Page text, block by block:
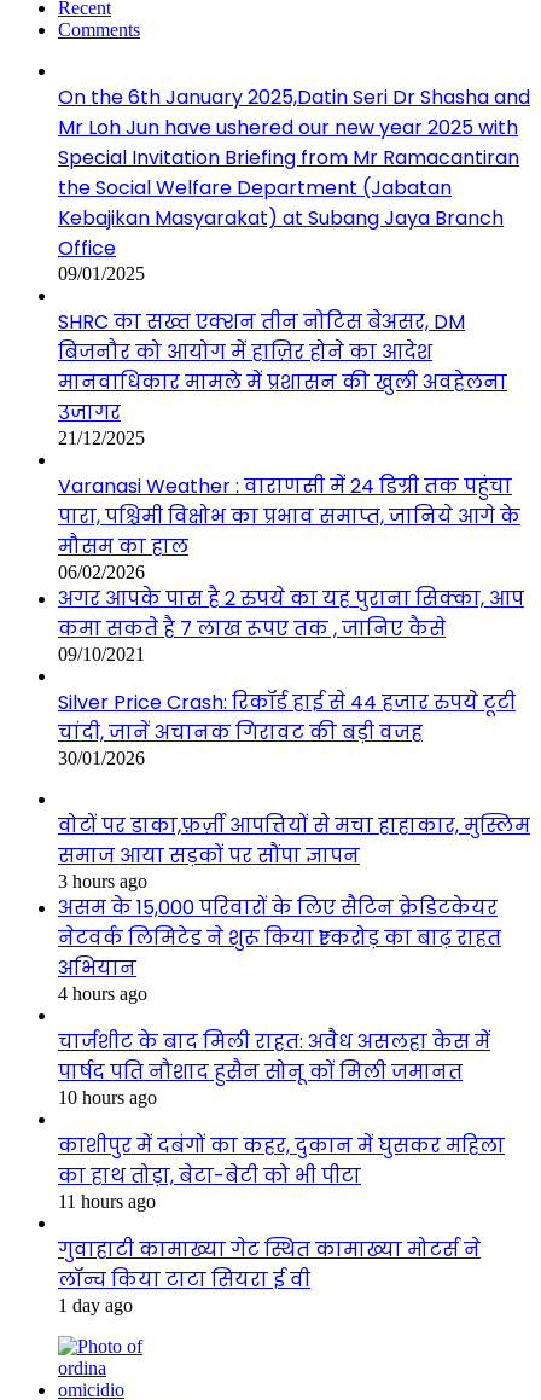
Recent
Comments
On the 6th January 2025,Datin Seri Dr Shasha and
Mr Loh Jun have ushered our new year 2025 with
Special Invitation Briefing from Mr Ramacantiran
the Social Welfare Department (Jabatan
Kebajikan Masyarakat) at Subang Jaya Branch
Office
09/01/2025
SHRC का सख्त एक्शन तीन नोटिस बेअसर, DM
बिजनौर को आयोग में हाज़िर होने का आदेश
मानवाधिकार मामले में प्रशासन की खुली अवहेलना
उजागर
21/12/2025
Varanasi Weather : वाराणसी में 24 डिग्री तक पहुंचा
पारा, पश्चिमी विक्षोभ का प्रभाव समाप्त, जानिये आगे के
मौसम का हाल
06/02/2026
अगर आपके पास है 2 रुपये का यह पुराना सिक्का, आप
कमा सकते है 7 लाख रूपए तक , जानिए कैसे
09/10/2021
Silver Price Crash: रिकॉर्ड हाई से 44 हजार रुपये टूटी
चांदी, जानें अचानक गिरावट की बड़ी वजह
30/01/2026
वोटों पर डाका,फ़र्ज़ी आपत्तियों से मचा हाहाकार, मुस्लिम
समाज आया सड़कों पर सौंपा ज्ञापन
3 hours ago
असम के 15,000 परिवारों के लिए सैटिन क्रेडिटकेयर
नेटवर्क लिमिटेड ने शुरू किया ₹1 करोड़ का बाढ़ राहत
अभियान
4 hours ago
चार्जशीट के बाद मिली राहत: अवैध असलहा केस में
पार्षद पति नौशाद हुसैन सोनू कों मिली जमानत
10 hours ago
काशीपुर में दबंगों का कहर, दुकान में घुसकर महिला
का हाथ तोड़ा, बेटा-बेटी को भी पीटा
11 hours ago
गुवाहाटी कामाख्या गेट स्थित कामाख्या मोटर्स ने
लॉन्च किया टाटा सियरा ई वी
1 day ago